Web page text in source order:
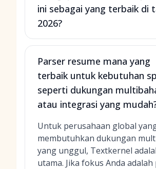
ini sebagai yang terbaik di
2026?
Parser resume mana yang
terbaik untuk kebutuhan
seperti dukungan
atau integrasi yang
Untuk perusahaan global
membutuhkan dukungan
yang unggul, Textkernel
utama. Jika fokus Anda adalah